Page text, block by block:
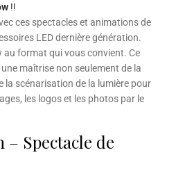
!!
ces spectacles et animations de
LED dernière génération.
au format qui vous convient. Ce
maîtrise non seulement de la
la scénarisation de la lumière pour
les logos et les photos par le
– Spectacle de